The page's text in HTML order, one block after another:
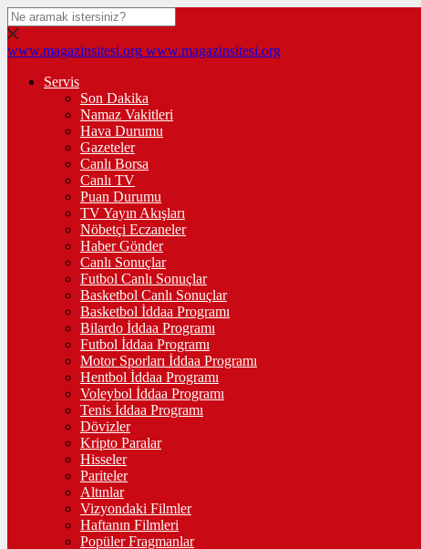
www.magazinsitesi.org www.magazinsitesi.org
Servis
Son Dakika
Namaz Vakitleri
Hava Durumu
Gazeteler
Canlı Borsa
Canlı TV
Puan Durumu
TV Yayın Akışları
Nöbetçi Eczaneler
Haber Gönder
Canlı Sonuçlar
Futbol Canlı Sonuçlar
Basketbol Canlı Sonuçlar
Basketbol İddaa Programı
Bilardo İddaa Programı
Futbol İddaa Programı
Motor Sporları İddaa Programı
Hentbol İddaa Programı
Voleybol İddaa Programı
Tenis İddaa Programı
Dövizler
Kripto Paralar
Hisseler
Pariteler
Altınlar
Vizyondaki Filmler
Haftanın Filmleri
Popüler Fragmanlar